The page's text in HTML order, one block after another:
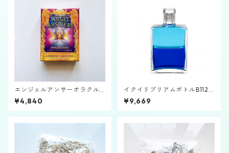
エンジェルアンサーオラクル
カード
¥4,840
イクイリブリアムボトルB112
「大天使イスラフェル」
¥9,669